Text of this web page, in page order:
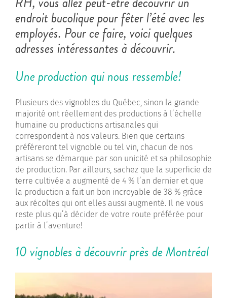
endroit bucolique pour fêter l’été avec les
employés. Pour ce faire, voici quelques
adresses intéressantes à découvrir.
Une production qui nous ressemble!
Plusieurs des vignobles du Québec, sinon la grande
majorité ont réellement des productions à l’échelle
humaine ou productions artisanales qui
correspondent à nos valeurs. Bien que certains
préféreront tel vignoble ou tel vin, chacun de nos
artisans se démarque par son unicité et sa philosophie
de production. Par ailleurs, sachez que la superficie de
terre cultivée a augmenté de 4 % l’an dernier et que
la production a fait un bon incroyable de 38 % grâce
aux récoltes qui ont elles aussi augmenté. Il ne vous
reste plus qu’à décider de votre route préférée pour
partir à l’aventure!
10 vignobles à découvrir près de Montréal